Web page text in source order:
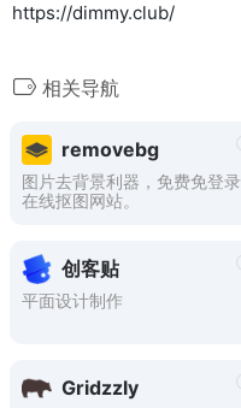
https://dimmy.club/
相关导航
removebg
图片去背景利器，免费免登录
在线抠图网站。
创客贴
平面设计制作
Gridzzly